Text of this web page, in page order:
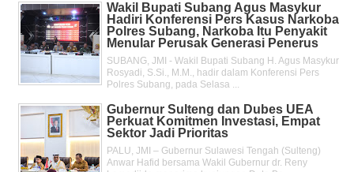
Wakil Bupati Subang Agus Masykur
Hadiri Konferensi Pers Kasus Narkoba
Polres Subang, Narkoba Itu Penyakit
Menular Perusak Generasi Penerus
SUBANG, JMI - Wakil Bupati Subang H. Agus Masykur
Rosyadi, S.Si., M.M., hadir dalam Konferensi Pers
Polres Subang, pada Selasa ...
Gubernur Sulteng dan Dubes UEA
Perkuat Komitmen Investasi, Empat
Sektor Jadi Prioritas
PALU, JMI – Gubernur Sulawesi Tengah (Sulteng)
Anwar Hafid bersama Wakil Gubernur dr. Reny